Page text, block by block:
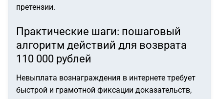
претензии.
Практические шаги: пошаговый
алгоритм действий для возврата
110 000 рублей
Невыплата вознаграждения в интернете требует
быстрой и грамотной фиксации доказательств,